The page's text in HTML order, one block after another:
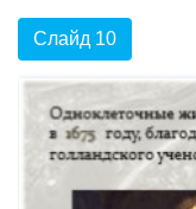
Слайд 10